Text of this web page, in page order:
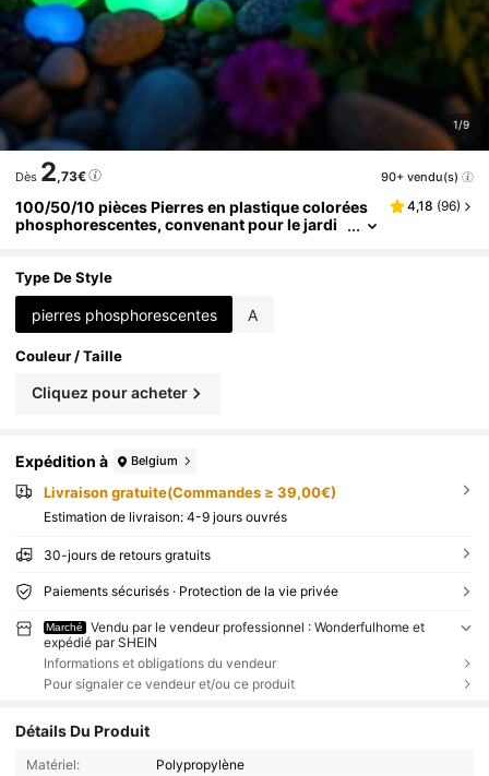
1/9
Dès 2,73€ 90+ vendu(s)
100/50/10 pièces Pierres en plastique colorées
phosphorescentes, convenant pour le jardi
ang, l'allée, les pierres lumineuses d'extérieur, la
décoration de jardin, les accessoires de jardin (c
ouleur aléatoire)
4,18 (96)
Type De Style
pierres phosphorescentes A
Couleur / Taille
Cliquez pour acheter
Expédition à Belgium
Livraison gratuite(Commandes ≥ 39,00€)
Estimation de livraison: 4-9 jours ouvrés
30-jours de retours gratuits
Paiements sécurisés · Protection de la vie privée
Marché
Vendu par le vendeur professionnel : Wonderfulhome et
expédié par SHEIN
Informations et obligations du vendeur
Pour signaler ce vendeur et/ou ce produit
Détails Du Produit
Matériel: Polypropylène